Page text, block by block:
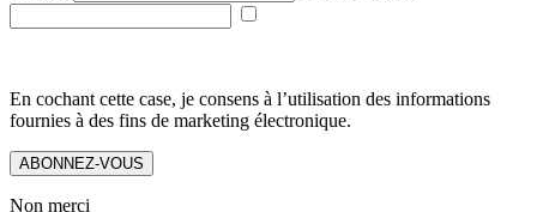
En cochant cette case, je consens à l’utilisation des informations
fournies à des fins de marketing électronique.
ABONNEZ-VOUS
Non merci